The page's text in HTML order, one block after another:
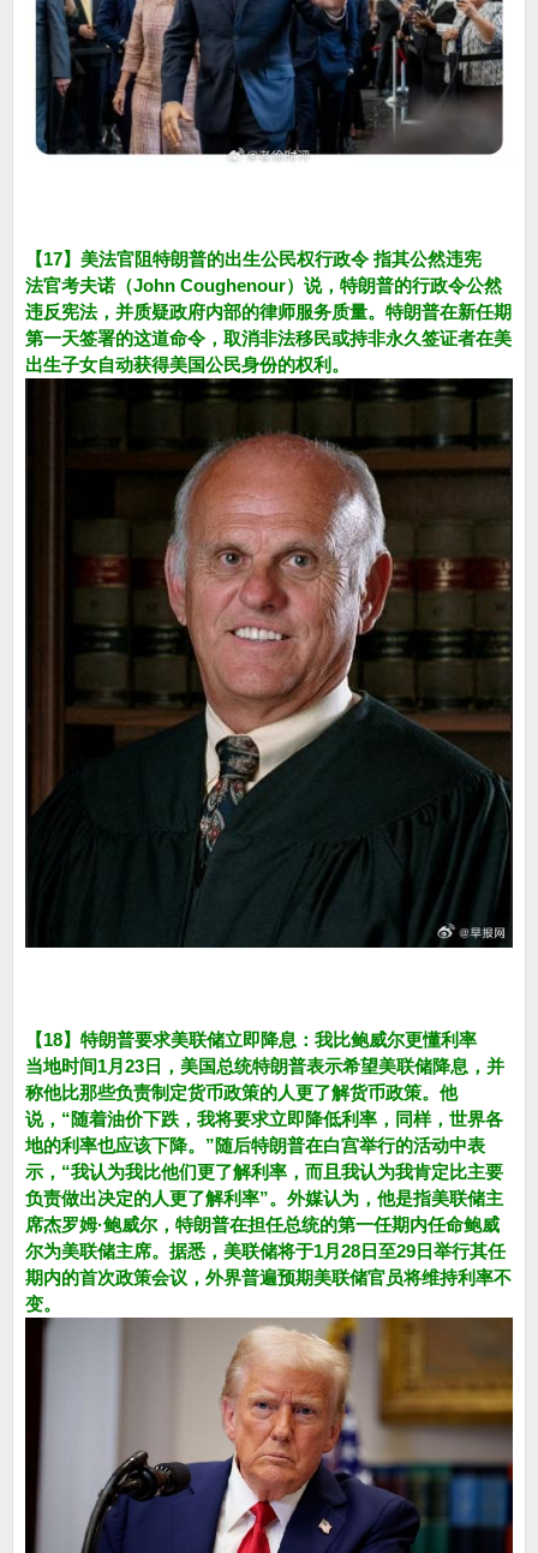
【17】美法官阻特朗普的出生公民权行政令 指其公然违宪
法官考夫诺（John Coughenour）说，特朗普的行政令公然
违反宪法，并质疑政府内部的律师服务质量。特朗普在新任期
第一天签署的这道命令，取消非法移民或持非永久签证者在美
出生子女自动获得美国公民身份的权利。
【18】特朗普要求美联储立即降息：我比鲍威尔更懂利率
当地时间1月23日，美国总统特朗普表示希望美联储降息，并
称他比那些负责制定货币政策的人更了解货币政策。他
说，“随着油价下跌，我将要求立即降低利率，同样，世界各
地的利率也应该下降。”随后特朗普在白宫举行的活动中表
示，“我认为我比他们更了解利率，而且我认为我肯定比主要
负责做出决定的人更了解利率”。外媒认为，他是指美联储主
席杰罗姆·鲍威尔，特朗普在担任总统的第一任期内任命鲍威
尔为美联储主席。据悉，美联储将于1月28日至29日举行其任
期内的首次政策会议，外界普遍预期美联储官员将维持利率不
变。